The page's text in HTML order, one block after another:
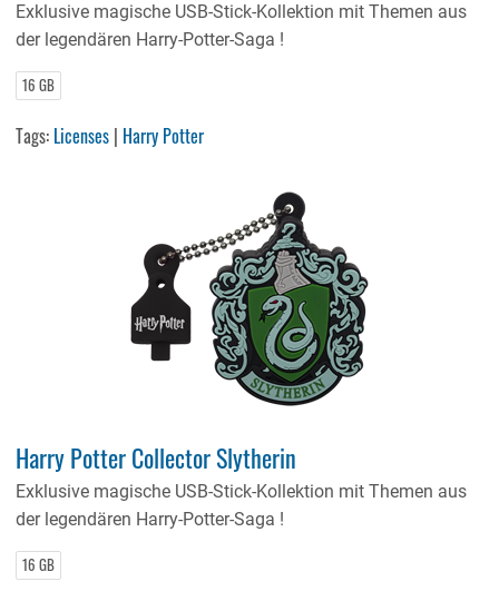
Exklusive magische USB-Stick-Kollektion mit Themen aus
der legendären Harry-Potter-Saga !
16 GB
Tags: Licenses | Harry Potter
Harry Potter Collector Slytherin
Exklusive magische USB-Stick-Kollektion mit Themen aus
der legendären Harry-Potter-Saga !
16 GB